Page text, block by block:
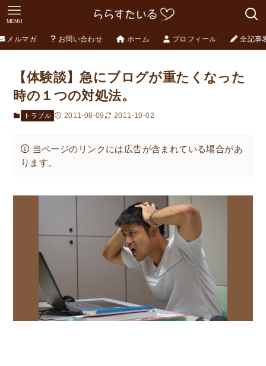
MENU
メルマガ お問い合わせ ホーム プロフィール 全記事
【体験談】急にブログが重たくなった
時の１つの対処法。
トラブル 2011-08-09 2011-10-02
当ページのリンクには広告が含まれている場合があ
ります。